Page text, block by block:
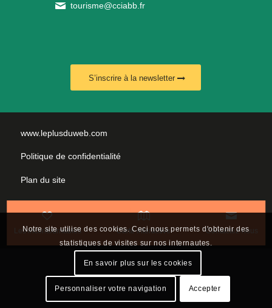
Les incontournables Carte interactive Contactez-nous
tourisme@cciabb.fr
S’inscrire à la newsletter
www.leplusduweb.com
Politique de confidentialité
Plan du site
Mentions légales
Nous contacter
Notre site utilise des cookies. Ceci nous permets d'obtenir des
statistiques de visites sur nos internautes.
En savoir plus sur les cookies
Personnaliser votre navigation Accepter